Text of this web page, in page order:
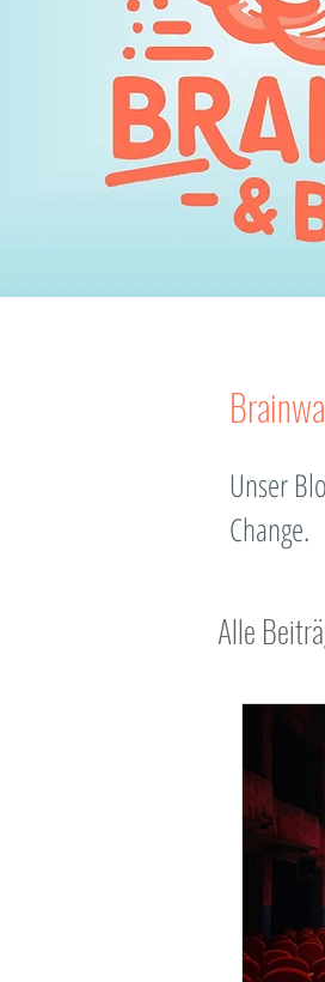
Unser
Change.
Alle